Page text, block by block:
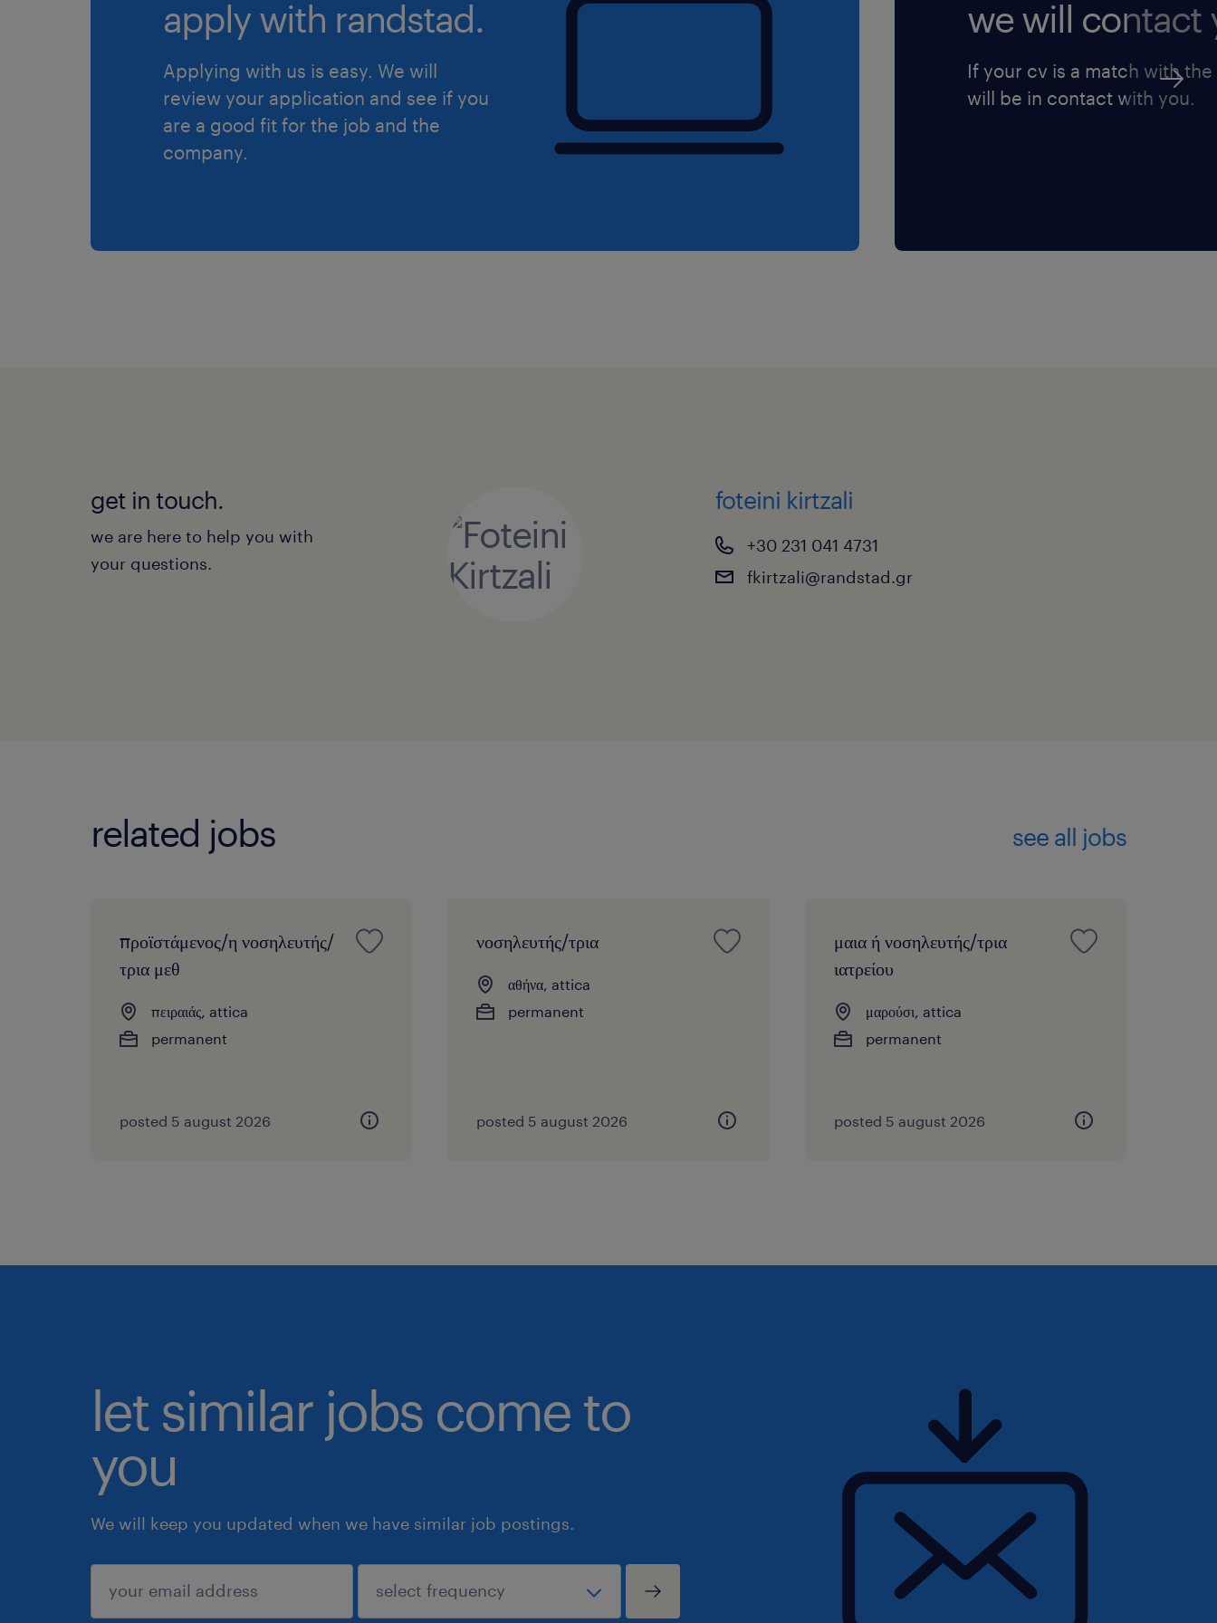
apply with randstad.
Applying with us is easy. We will
review your application and see if you
are a good fit for the job and the
company.
we will contact
If your cv is a match with
will be in contact with you.
get in touch.
we are here to help you with
your questions.
foteini kirtzali
+30 231 041 4731
fkirtzali@randstad.gr
related jobs see all jobs
προϊστάμενος/η νοσηλευτής/
τρια μεθ
πειραιάς, attica
permanent
posted 5 august 2026
νοσηλευτής/τρια
αθήνα, attica
permanent
posted 5 august 2026
μαια ή νοσηλευτής/τρια
ιατρείου
μαρούσι, attica
permanent
posted 5 august 2026
let similar jobs come to
you
We will keep you updated when we have similar job postings.
submit